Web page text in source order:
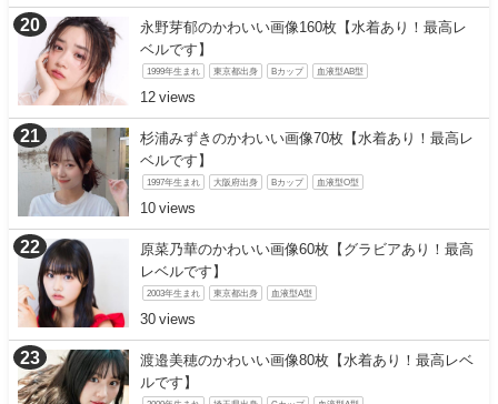
永野芽郁のかわいい画像160枚【水着あり！最高レ
ベルです】
1999年生まれ 東京都出身 Bカップ 血液型AB型
12
杉浦みずきのかわいい画像70枚【水着あり！最高レ
ベルです】
1997年生まれ 大阪府出身 Bカップ 血液型O型
10
原菜乃華のかわいい画像60枚【グラビアあり！最高
レベルです】
2003年生まれ 東京都出身 血液型A型
30
渡邉美穂のかわいい画像80枚【水着あり！最高レベ
ルです】